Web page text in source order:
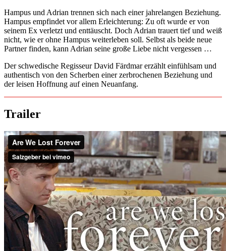
Hampus und Adrian trennen sich nach einer jahrelangen Beziehung.
Hampus empfindet vor allem Erleichterung: Zu oft wurde er von
seinem Ex verletzt und enttäuscht. Doch Adrian trauert tief und weiß
nicht, wie er ohne Hampus weiterleben soll. Selbst als beide neue
Partner finden, kann Adrian seine große Liebe nicht vergessen …
Der schwedische Regisseur David Färdmar erzählt einfühlsam und
authentisch von den Scherben einer zerbrochenen Beziehung und
der leisen Hoffnung auf einen Neuanfang.
Trailer